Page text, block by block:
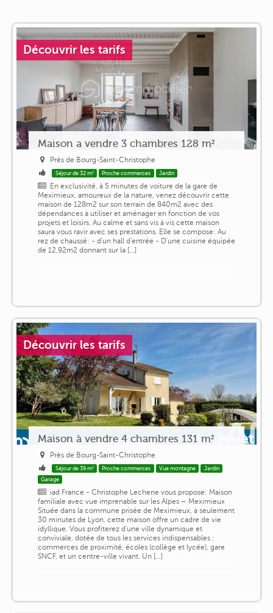
Découvrir les tarifs
Maison a vendre 3 chambres 128 m²
Près de Bourg-Saint-Christophe
Séjour de 32 m² Proche commerces Jardin
En exclusivité, à 5 minutes de voiture de la gare de
Meximieux, amoureux de la nature, venez découvrir cette
maison de 128m2 sur son terrain de 840m2 avec des
dépendances à utiliser et aménager en fonction de vos
projets et loisirs. Au calme et sans vis à vis cette maison
saura vous ravir avec ses prestations. Elle se compose: Au
rez de chaussé: - d'un hall d'entrée - D'une cuisine équipée
de 12,92m2 donnant sur la [...]
Découvrir les tarifs
Maison à vendre 4 chambres 131 m²
Près de Bourg-Saint-Christophe
Séjour de 39 m² Proche commerces Vue montagne
Jardin
Garage
iad France - Christophe Lechene vous propose: Maison
familiale avec vue imprenable sur les Alpes – Meximieux
Située dans la commune prisée de Meximieux, à seulement
30 minutes de Lyon, cette maison offre un cadre de vie
idyllique. Vous profiterez d'une ville dynamique et
conviviale, dotée de tous les services indispensables :
commerces de proximité, écoles (collège et lycée), gare
SNCF, et un centre-ville vivant. Un [...]